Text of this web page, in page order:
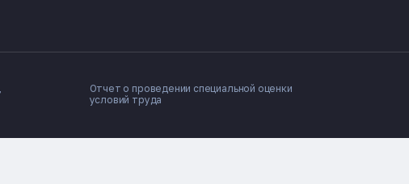
Отчет о проведении специальной оценки
условий труда